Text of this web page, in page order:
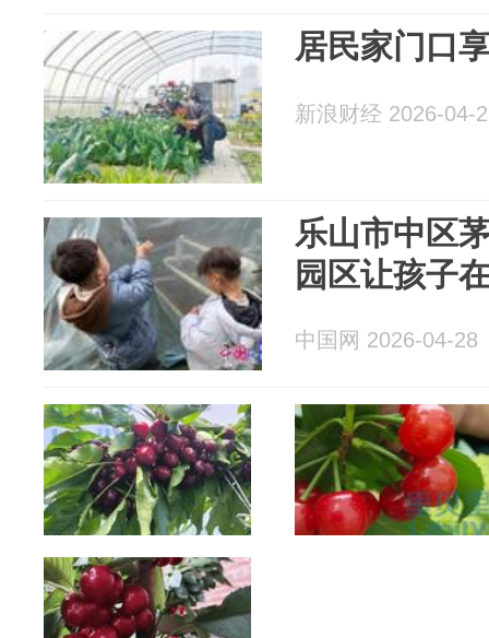
居民家门口
新浪财经 2026-04-
乐山市中区
园区让孩子
中国网 2026-04-28